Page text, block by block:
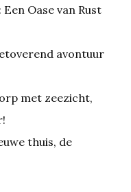
Oase van Rust
avontuur
met zeezicht,
thuis, de